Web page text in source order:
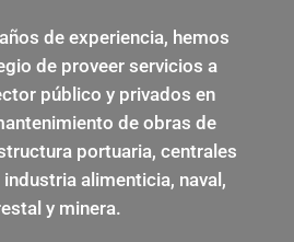
de experiencia, hemos
de proveer servicios a
público y privados en
de obras de
portuaria, centrales
alimenticia, naval,
y minera.